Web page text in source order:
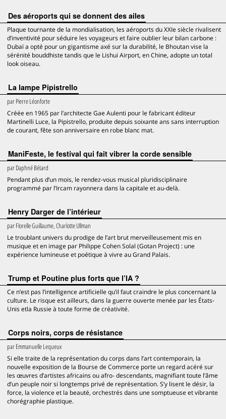
Des aéroports qui se donnent des ailes
Plaque tournante de la mondialisation, les aéroports du XXIe siècle rivalisent
d’inventivité pour séduire les voyageurs et faire oublier leur bilan carbone :
Dubaï a opté pour un gigantisme axé sur la durabilité, le Bhoutan vise la
sérénité bouddhiste tandis que le Lishui Airport, en Chine, adopte un total
look oiseau.
La lampe Pipistrello
parPierre Léonforte
Créée en 1965 par l’architecte Gae Aulenti pour le fabricant éditeur
Martinelli Luce, la Pipistrello, produite depuis soixante ans sans interruption
de courant, fête son anniversaire en robe blanc mat.
ManiFeste, le festival qui fait vibrer la corde sensible
parDaphné Bétard
Pendant plus d’un mois, le rendez-vous musical pluridisciplinaire
programmé par l’Ircam rayonnera dans la capitale et au-delà.
Henry Darger de l’intérieur
parFlorelle Guillaume, Charlotte Ullman
Le troublant univers du prodige de l’art brut merveilleusement mis en
musique et en image par Philippe Cohen Solal (Gotan Project) : une
expérience lumineuse et poétique à vivre au Grand Palais.
Trump et Poutine plus forts que l’IA ?
Ce n’est pas l’intelligence artificielle qu’il faut craindre le plus concernant la
culture. Le risque est ailleurs, dans la guerre ouverte menée par les États-
Unis etla Russie à toute forme de créativité.
Corps noirs, corps de résistance
parEmmanuelle Lequeux
Si elle traite de la représentation du corps dans l’art contemporain, la
nouvelle exposition de la Bourse de Commerce porte un regard acéré sur
les œuvres d’artistes africains ou afro- descendants, magnifiant toute l’âme
d’un peuple noir si longtemps privé de représentation. S’y lisent le désir, la
force, la violence et la beauté, orchestrés dans une somptueuse et vibrante
chorégraphie plastique.